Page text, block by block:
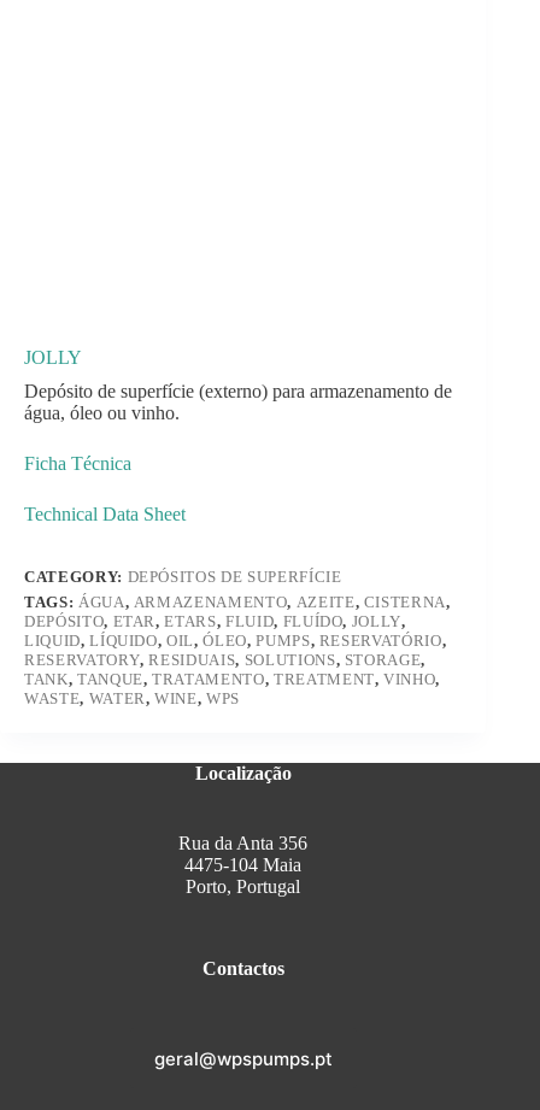
JOLLY
Depósito de superfície (externo) para armazenamento de
água, óleo ou vinho.
Ficha Técnica
Technical Data Sheet
CATEGORY: DEPÓSITOS DE SUPERFÍCIE
TAGS: ÁGUA, ARMAZENAMENTO, AZEITE, CISTERNA,
DEPÓSITO, ETAR,ETARS, FLUID, FLUÍDO, JOLLY,
LIQUID,LÍQUIDO,OIL,ÓLEO,PUMPS, RESERVATÓRIO,
RESERVATORY,RESIDUAIS, SOLUTIONS, STORAGE,
TANK, TANQUE,TRATAMENTO, TREATMENT,VINHO,
WASTE, WATER,WINE,WPS
Localização
Rua da Anta 356
4475-104 Maia
Porto, Portugal
Contactos
geral@wpspumps.pt